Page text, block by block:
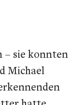
– sie konnten
Michael